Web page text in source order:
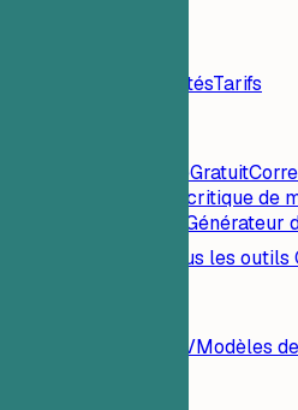
FonctionnalitésTarifs
Score CV instantanéGratuit
Analyse critique de
Générateur
Tous les outils
Exemples de CVModèles